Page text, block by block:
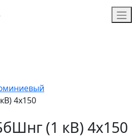
4х150
(1 кВ) 4х150